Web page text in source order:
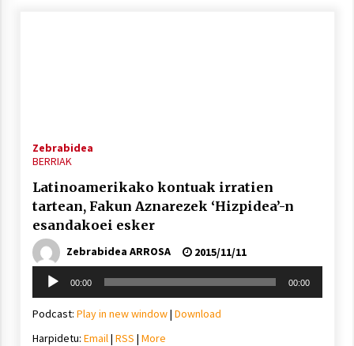
Zebrabidea
BERRIAK
Latinoamerikako kontuak irratien
tartean, Fakun Aznarezek ‘Hizpidea’-n
esandakoei esker
Zebrabidea ARROSA
2015/11/11
Soinu
erreproduzigailua
00:00 00:00
Podcast: Play in new window| Download
Harpidetu: Email| RSS | More